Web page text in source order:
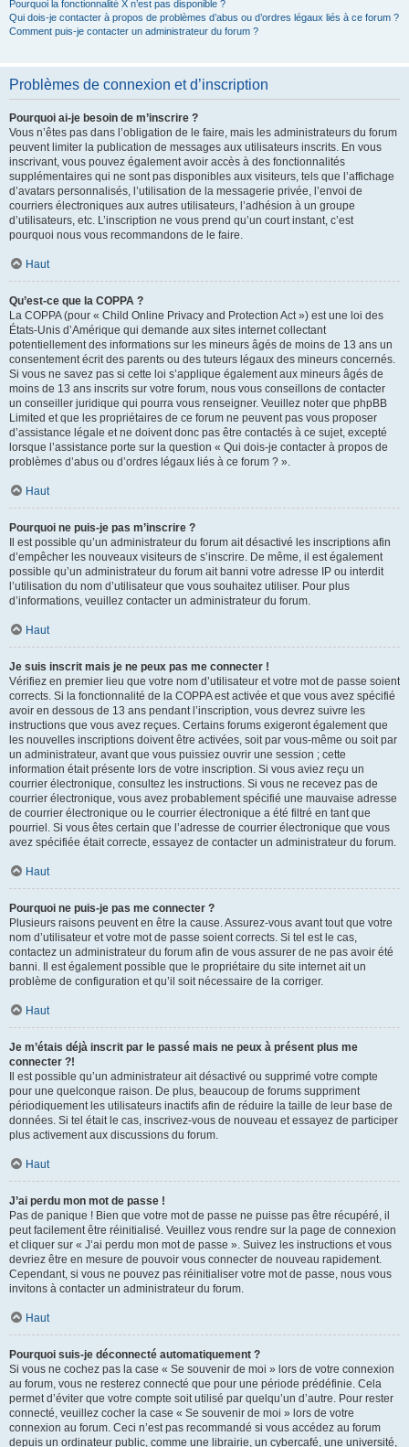
Pourquoi la fonctionnalité X n’est pas disponible ?
Qui dois-je contacter à propos de problèmes d’abus ou d’ordres légaux liés à ce forum ?
Comment puis-je contacter un administrateur du forum ?
Problèmes de connexion et d’inscription
Pourquoi ai-je besoin de m’inscrire ?
Vous n’êtes pas dans l’obligation de le faire, mais les administrateurs du forum
peuvent limiter la publication de messages aux utilisateurs inscrits. En vous
inscrivant, vous pouvez également avoir accès à des fonctionnalités
supplémentaires qui ne sont pas disponibles aux visiteurs, tels que l’affichage
d’avatars personnalisés, l’utilisation de la messagerie privée, l’envoi de
courriers électroniques aux autres utilisateurs, l’adhésion à un groupe
d’utilisateurs, etc. L’inscription ne vous prend qu’un court instant, c’est
pourquoi nous vous recommandons de le faire.
Haut
Qu’est-ce que la COPPA ?
La COPPA (pour « Child Online Privacy and Protection Act ») est une loi des
États-Unis d’Amérique qui demande aux sites internet collectant
potentiellement des informations sur les mineurs âgés de moins de 13 ans un
consentement écrit des parents ou des tuteurs légaux des mineurs concernés.
Si vous ne savez pas si cette loi s’applique également aux mineurs âgés de
moins de 13 ans inscrits sur votre forum, nous vous conseillons de contacter
un conseiller juridique qui pourra vous renseigner. Veuillez noter que phpBB
Limited et que les propriétaires de ce forum ne peuvent pas vous proposer
d’assistance légale et ne doivent donc pas être contactés à ce sujet, excepté
lorsque l’assistance porte sur la question « Qui dois-je contacter à propos de
problèmes d’abus ou d’ordres légaux liés à ce forum ? ».
Haut
Pourquoi ne puis-je pas m’inscrire ?
Il est possible qu’un administrateur du forum ait désactivé les inscriptions afin
d’empêcher les nouveaux visiteurs de s’inscrire. De même, il est également
possible qu’un administrateur du forum ait banni votre adresse IP ou interdit
l’utilisation du nom d’utilisateur que vous souhaitez utiliser. Pour plus
d’informations, veuillez contacter un administrateur du forum.
Haut
Je suis inscrit mais je ne peux pas me connecter !
Vérifiez en premier lieu que votre nom d’utilisateur et votre mot de passe soient
corrects. Si la fonctionnalité de la COPPA est activée et que vous avez spécifié
avoir en dessous de 13 ans pendant l’inscription, vous devrez suivre les
instructions que vous avez reçues. Certains forums exigeront également que
les nouvelles inscriptions doivent être activées, soit par vous-même ou soit par
un administrateur, avant que vous puissiez ouvrir une session ; cette
information était présente lors de votre inscription. Si vous aviez reçu un
courrier électronique, consultez les instructions. Si vous ne recevez pas de
courrier électronique, vous avez probablement spécifié une mauvaise adresse
de courrier électronique ou le courrier électronique a été filtré en tant que
pourriel. Si vous êtes certain que l’adresse de courrier électronique que vous
avez spécifiée était correcte, essayez de contacter un administrateur du forum.
Haut
Pourquoi ne puis-je pas me connecter ?
Plusieurs raisons peuvent en être la cause. Assurez-vous avant tout que votre
nom d’utilisateur et votre mot de passe soient corrects. Si tel est le cas,
contactez un administrateur du forum afin de vous assurer de ne pas avoir été
banni. Il est également possible que le propriétaire du site internet ait un
problème de configuration et qu’il soit nécessaire de la corriger.
Haut
Je m’étais déjà inscrit par le passé mais ne peux à présent plus me
connecter ?!
Il est possible qu’un administrateur ait désactivé ou supprimé votre compte
pour une quelconque raison. De plus, beaucoup de forums suppriment
périodiquement les utilisateurs inactifs afin de réduire la taille de leur base de
données. Si tel était le cas, inscrivez-vous de nouveau et essayez de participer
plus activement aux discussions du forum.
Haut
J’ai perdu mon mot de passe !
Pas de panique ! Bien que votre mot de passe ne puisse pas être récupéré, il
peut facilement être réinitialisé. Veuillez vous rendre sur la page de connexion
et cliquer sur « J’ai perdu mon mot de passe ». Suivez les instructions et vous
devriez être en mesure de pouvoir vous connecter de nouveau rapidement.
Cependant, si vous ne pouvez pas réinitialiser votre mot de passe, nous vous
invitons à contacter un administrateur du forum.
Haut
Pourquoi suis-je déconnecté automatiquement ?
Si vous ne cochez pas la case « Se souvenir de moi » lors de votre connexion
au forum, vous ne resterez connecté que pour une période prédéfinie. Cela
permet d’éviter que votre compte soit utilisé par quelqu’un d’autre. Pour rester
connecté, veuillez cocher la case « Se souvenir de moi » lors de votre
connexion au forum. Ceci n’est pas recommandé si vous accédez au forum
depuis un ordinateur public, comme une librairie, un cybercafé, une université,